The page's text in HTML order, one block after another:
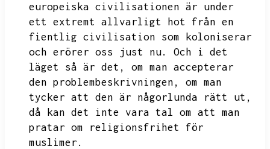
europeiska civilisationen är under
ett extremt allvarligt hot från en
fientlig civilisation som koloniserar
och erörer oss just nu.
Och i det
läget så är det,
om man accepterar
den problembeskrivningen,
om man
tycker att den är någorlunda rätt ut,
då kan det inte vara tal om att man
pratar om religionsfrihet för
muslimer.